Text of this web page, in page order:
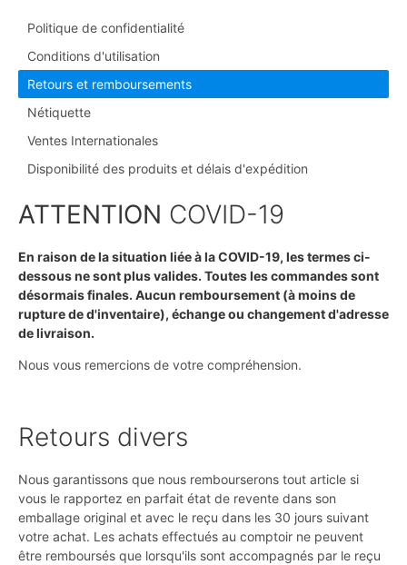
Politique de confidentialité
Conditions d'utilisation
Retours et remboursements
Nétiquette
Ventes Internationales
Disponibilité des produits et délais d'expédition
ATTENTION COVID-19
En raison de la situation liée à la COVID-19, les termes ci-
dessous ne sont plus valides. Toutes les commandes sont
désormais finales. Aucun remboursement (à moins de
rupture de d'inventaire), échange ou changement d'adresse
de livraison.
Nous vous remercions de votre compréhension.
Retours divers
Nous garantissons que nous rembourserons tout article si
vous le rapportez en parfait état de revente dans son
emballage original et avec le reçu dans les 30 jours suivant
votre achat. Les achats effectués au comptoir ne peuvent
être remboursés que lorsqu'ils sont accompagnés par le reçu